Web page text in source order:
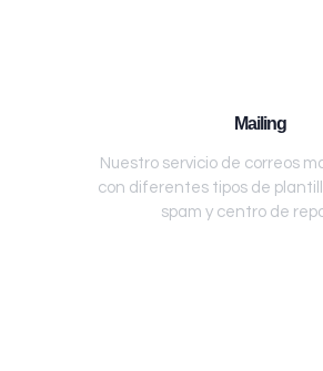
Mailing
Nuestro servicio de correos
con diferentes tipos de
spam y centro de